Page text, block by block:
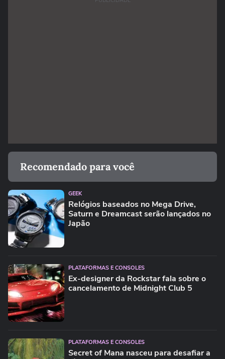
Recomendado para você
GEEK
Relógios baseados no Mega Drive,
Saturn e Dreamcast serão lançados no
Japão
PLATAFORMAS E CONSOLES
Ex-designer da Rockstar fala sobre o
cancelamento de Midnight Club 5
PLATAFORMAS E CONSOLES
Secret of Mana nasceu para desafiar a